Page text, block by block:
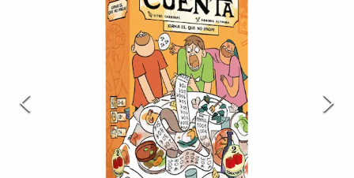
Nuevo cliente
Puedes continuar con tu compra y el sistema creará tu
usuario o puedes registrarte y guardar tus datos para
próximas ocasiones.
REGISTRARSE